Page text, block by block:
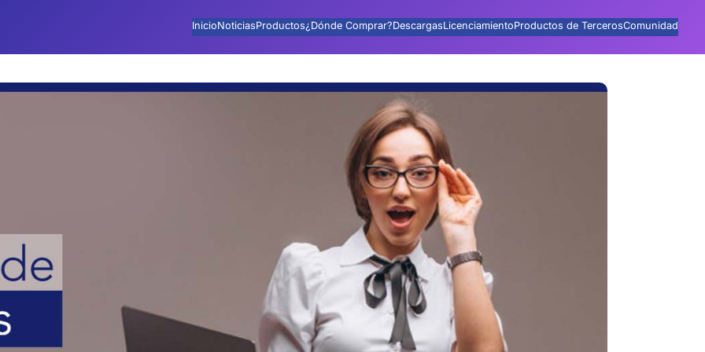
InicioNoticiasProductos¿Dónde Comprar?DescargasLicenciamientoProductos de TercerosComunidad